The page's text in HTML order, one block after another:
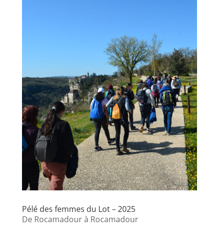
Pélé des femmes du Lot – 2025
De Rocamadour à Rocamadour